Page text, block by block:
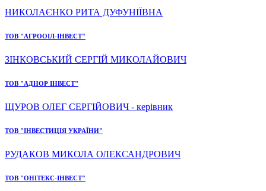
НИКОЛАЄНКО РИТА ДУФУНІЇВНА
ТОВ "АГРООІЛ-ІНВЕСТ"
ЗІНКОВСЬКИЙ СЕРГІЙ МИКОЛАЙОВИЧ
ТОВ "АДНОР ІНВЕСТ"
ЩУРОВ ОЛЕГ СЕРГІЙОВИЧ - керівник
ТОВ "ІНВЕСТИЦІЯ УКРАЇНИ"
РУДАКОВ МИКОЛА ОЛЕКСАНДРОВИЧ
ТОВ "ОНІТЕКС-ІНВЕСТ"